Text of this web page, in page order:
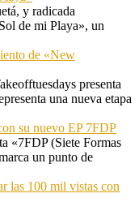
y radicada
de mi Playa», un
de «New
presenta
una nueva etapa
su nuevo EP 7FDP
«7FDP (Siete Formas
un punto de
las 100 mil vistas con